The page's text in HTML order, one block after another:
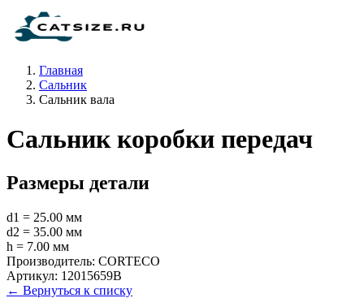
Главная
Сальник
Сальник вала
Сальник коробки передач
Размеры детали
d1 = 25.00 мм
d2 = 35.00 мм
h = 7.00 мм
Производитель: CORTECO
Артикул: 12015659B
← Вернуться к списку